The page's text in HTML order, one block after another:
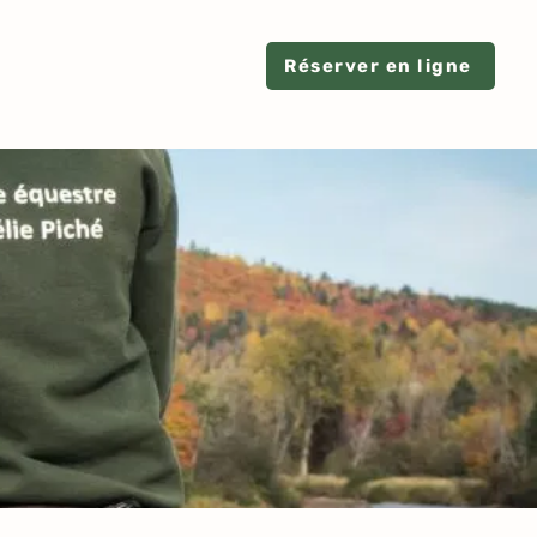
Réserver en ligne